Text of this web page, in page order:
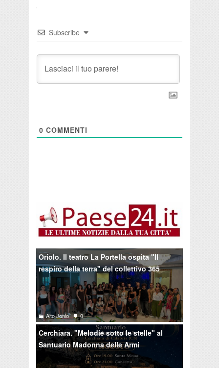
Subscribe
0 COMMENTI
Oriolo. Il teatro La Portella ospita "Il
respiro della terra" del collettivo 365
Alto Jonio 0
Cerchiara. "Melodie sotto le stelle" al
Santuario Madonna delle Armi